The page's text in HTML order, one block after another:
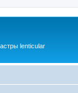
lenticular